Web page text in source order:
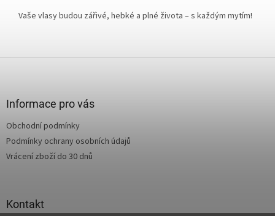
Vaše vlasy budou zářivé, hebké a plné života – s každým mytím!
Informace pro vás
Obchodní podmínky
Podmínky ochrany osobních údajů
Vrácení zboží do 30 dnů
Kontakt